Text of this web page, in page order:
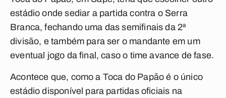
estádio onde sediar a partida contra o Serra
Branca, fechando uma das semifinais da 2ª
divisão, e também para ser o mandante em um
eventual jogo da final, caso o time avance de fase.
Acontece que, como a Toca do Papão é o único
estádio disponível para partidas oficiais na